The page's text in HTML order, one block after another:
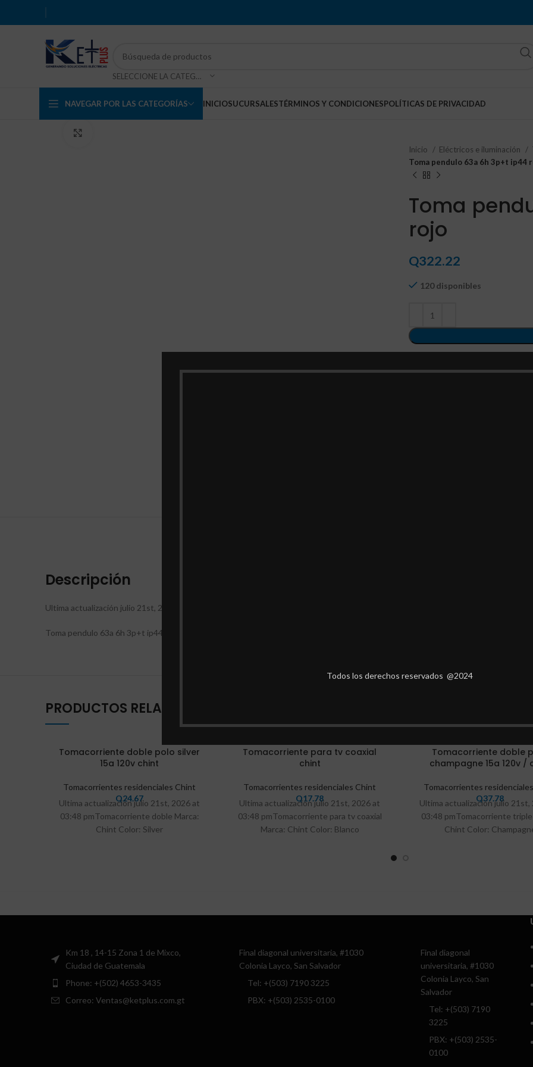
Todos los derechos reservados @2024
SELECCIONE LA CATEGORÍA
NAVEGAR POR LAS CATEGORÍAS INICIOSUCURSALESTÉRMINOS Y CONDICIONESPOLÍTICAS DE PRIVACIDAD
Inicio
Eléctricos e iluminación
Toma pendulo 63a 6h 3p+t ip44
Toma
rojo
Q322.22
120 disponibles
Descripción
Ultima actualización julio 21st, 2026 at 03:48 pm
Toma pendulo 63a 6h 3p+t ip44 rojo
PRODUCTOS RELACIONADOS
Tomacorriente doble polo silver
15a 120v chint
Tomacorrientes residenciales Chint
Q24.67
Ultima actualización julio 21st, 2026 at
03:48 pmTomacorriente doble Marca:
Chint Color: Silver
Tomacorriente para tv coaxial
chint
Tomacorrientes residenciales Chint
Q17.78
Ultima actualización julio 21st, 2026 at
03:48 pmTomacorriente para tv coaxial
Marca: Chint Color: Blanco
Tomacorriente doble
champagne 15a 120v /
Tomacorrientes
Q37.78
Ultima actualización julio 21st,
03:48 pmTomacorriente triple
Chint Color:
Km 18 , 14-15 Zona 1 de Mixco,
Ciudad de Guatemala
Phone: +(502) 4653-3435
Correo: Ventas@ketplus.com.gt
Final diagonal universitaria, #1030
Colonia Layco, San Salvador
Tel: +(503) 7190 3225
PBX: +(503) 2535-0100
Final diagonal
universitaria, #1030
Colonia Layco, San
Salvador
Tel: +(503) 7190
3225
PBX: +(503) 2535-
0100